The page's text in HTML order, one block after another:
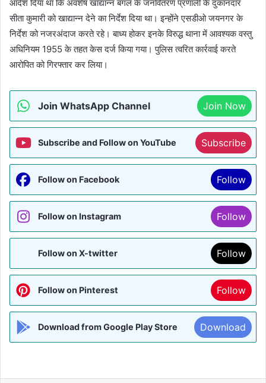
आदेश दिया था कि अवशेष खाद्यान्न बगल के जनवितरण प्रणाली के दुकानदार
सीता कुमारी को खाद्यान्न देने का निर्देश दिया था। इन्होंने एसडीओ जयनगर के
निर्देश को नजरअंदाज करते रहे। बाध्य होकर इनके विरुद्ध थाना में आवश्यक वस्तु
अधिनियम 1955 के तहत केस दर्ज किया गया। पुलिस त्वरित कार्रवाई करते
आरोपित को गिरफ्तार कर लिया।
Join WhatsApp Channel Join Now
Subscribe and Follow on YouTube Subscribe
Follow on Facebook Follow
Follow on Instagram Follow
Follow on X-twitter Follow
Follow on Pinterest Follow
Download from Google Play Store Download